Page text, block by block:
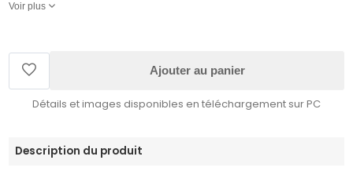
Voir plus
Ajouter au panier
Détails et images disponibles en téléchargement sur PC
Description du produit